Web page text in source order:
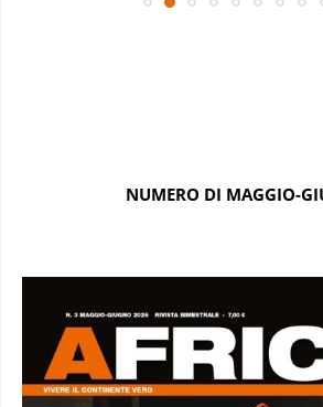
NUMERO DI MAGGIO-